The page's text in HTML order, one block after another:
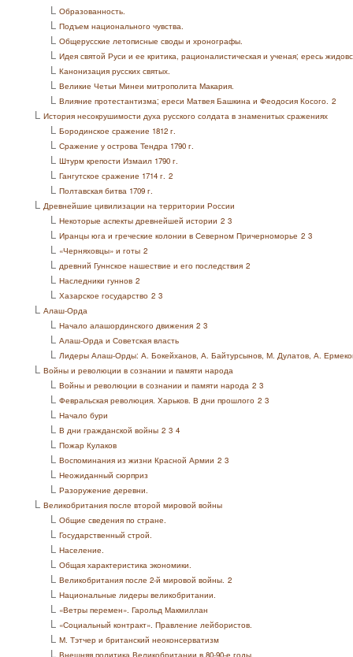
L Образованность.
L Подъем национального чувства.
L Общерусские летописные своды и хронографы.
L Идея святой Руси и ее критика, рационалистическая и ученая; ересь
L Канонизация русских святых.
L Великие Четьи Минеи митрополита Макария.
L Влияние протестантизма; ереси Матвея Башкина и Феодосия Косого. 2
L История несокрушимости духа русского солдата в знаменитых сражениях
L Бородинское сражение 1812 г.
L Сражение у острова Тендра 1790 г.
L Штурм крепости Измаил 1790 г.
L Гангутское сражение 1714 г. 2
L Полтавская битва 1709 г.
L Древнейшие цивилизации на территории России
L Некоторые аспекты древнейшей истории 2 3
L Иранцы юга и греческие колонии в Северном Причерноморье 2 3
L «Черняховцы» и готы 2
L древний Гуннское нашествие и его последствия 2
L Наследники гуннов 2
L Хазарское государство 2 3
L Алаш-Орда
L Начало алашординского движения 2 3
L Алаш-Орда и Советская власть
L Лидеры Алаш-Орды: А. Бокейханов, А. Байтурсынов, М. Дулатов, А.
L Войны и революции в сознании и памяти народа
L Войны и революции в сознании и памяти народа 2 3
L Февральская революция. Харьков. В дни прошлого 2 3
L Начало бури
L В дни гражданской войны 2 3 4
L Пожар Кулаков
L Воспоминания из жизни Красной Армии 2 3
L Неожиданный сюрприз
L Разоружение деревни.
L Великобритания после второй мировой войны
L Общие сведения по стране.
L Государственный строй.
L Население.
L Общая характеристика экономики.
L Великобритания после 2-й мировой войны. 2
L Национальные лидеры великобритании.
L «Ветры перемен». Гарольд Макмиллан
L «Социальный контракт». Правление лейбористов.
L М. Тэтчер и британский неоконсерватизм
L Внешняя политика Великобритании в 80-90-е годы.